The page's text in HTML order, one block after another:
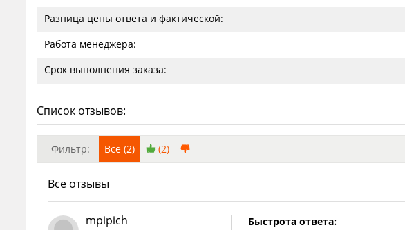
Разница цены ответа и фактической:
Работа менеджера:
Срок выполнения заказа:
Список отзывов:
Фильтр: Все (2) (2)
Все отзывы
mpipich Быстрота ответа: